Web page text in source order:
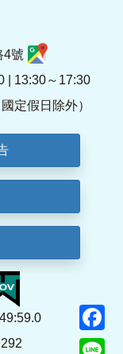
4號
| 13:30～17:30
定假日除外）